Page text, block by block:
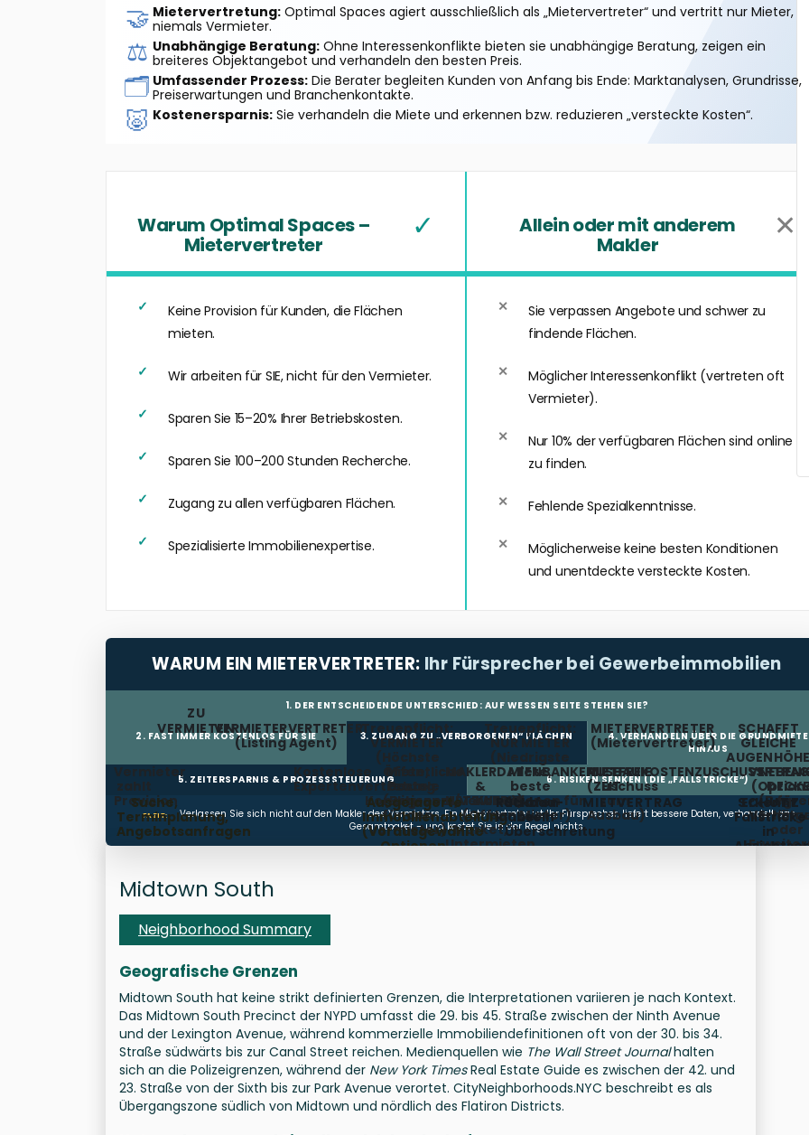
🤝 Mietervertretung: Optimal Spaces agiert ausschließlich als „Mietervertreter“ und vertritt nur Mieter,
niemals Vermieter.
⚖️ Unabhängige Beratung: Ohne Interessenkonflikte bieten sie unabhängige Beratung, zeigen ein
breiteres Objektangebot und verhandeln den besten Preis.
🗂️ Umfassender Prozess: Die Berater begleiten Kunden von Anfang bis Ende: Marktanalysen, Grundrisse,
Preiserwartungen und Branchenkontakte.
🐷 Kostenersparnis: Sie verhandeln die Miete und erkennen bzw. reduzieren „versteckte Kosten“.
Warum Optimal Spaces –
Mietervertreter ✓
Keine Provision für Kunden, die Flächen
mieten.
Wir arbeiten für SIE, nicht für den Vermieter.
Sparen Sie 15–20% Ihrer Betriebskosten.
Sparen Sie 100–200 Stunden Recherche.
Zugang zu allen verfügbaren Flächen.
Spezialisierte Immobilienexpertise.
Allein oder mit anderem
Makler ✕
Sie verpassen Angebote und schwer zu
findende Flächen.
Möglicher Interessenkonflikt (vertreten oft
Vermieter).
Nur 10% der verfügbaren Flächen sind online
zu finden.
Fehlende Spezialkenntnisse.
Möglicherweise keine besten Konditionen
und unentdeckte versteckte Kosten.
WARUM EIN MIETERVERTRETER: Ihr Fürsprecher bei Gewerbeimmobilien
1. DER ENTSCHEIDENDE UNTERSCHIED: AUF WESSEN SEITE STEHEN SIE?
VERMIETERVERTRETER
(Listing Agent)
Treuepflicht:
VERMIETER
(Höchste
Miete,
beste
Konditionen
für den
Vermieter)
ZU
VERMIETEN
MIETERVERTRETER
(Mietervertreter)
Treuepflicht:
NUR MIETER
(Niedrigste
Miete,
beste
Konditionen für
den Mieter)
SCHAFFT
GLEICHE
AUGENHÖHE
2. FAST IMMER KOSTENLOS FÜR SIE 3. ZUGANG ZU „VERBORGENEN“ FLÄCHEN
4. VERHANDELN ÜBER DIE GRUNDMIETE
HINAUS
Vermieter
zahlt
Provision
Kostenlose
Expertenvertretung
PROVISION
Öffentliche
Portale
(Begrenzt/veraltet)
MAKLERDATENBANKEN
&
NETZWERKE
(Off-
Market,
Untermieten,
MIETFREIE
ZEIT
AUSBAUKOSTENZUSCHUSS
(Zuschuss
zum
Ausbau)
für
oder
5. ZEITERSPARNIS & PROZESSSTEUERUNG 6. RISIKEN SENKEN (DIE „FALLSTRICKE“)
Suche,
Terminplanung,
Angebotsanfragen
Ausgelagerte
Immobilienabteilung
(Vorausgewählte
Optionen,
Rückbau-
klauseln
Strafen
bei
Überschreitung
MIETVERTRAG SCHUTZ
Erkennt
Fallstricke
in
FAZIT:
Verlassen Sie sich nicht auf den Makler des Vermieters. Ein Mietervertreter ist Ihr Fürsprecher, liefert bessere Daten, verhandelt das
Gesamtpaket – und kostet Sie in der Regel nichts.
Midtown South
Neighborhood Summary
Geografische Grenzen
Midtown South hat keine strikt definierten Grenzen, die Interpretationen variieren je nach Kontext.
Das Midtown South Precinct der NYPD umfasst die 29. bis 45. Straße zwischen der Ninth Avenue
und der Lexington Avenue, während kommerzielle Immobiliendefinitionen oft von der 30. bis 34.
Straße südwärts bis zur Canal Street reichen. Medienquellen wie The Wall Street Journalhalten
sich an die Polizeigrenzen, während der New York TimesReal Estate Guide es zwischen der 42. und
23. Straße von der Sixth bis zur Park Avenue verortet. CityNeighborhoods.NYC beschreibt es als
Übergangszone südlich von Midtown und nördlich des Flatiron Districts.